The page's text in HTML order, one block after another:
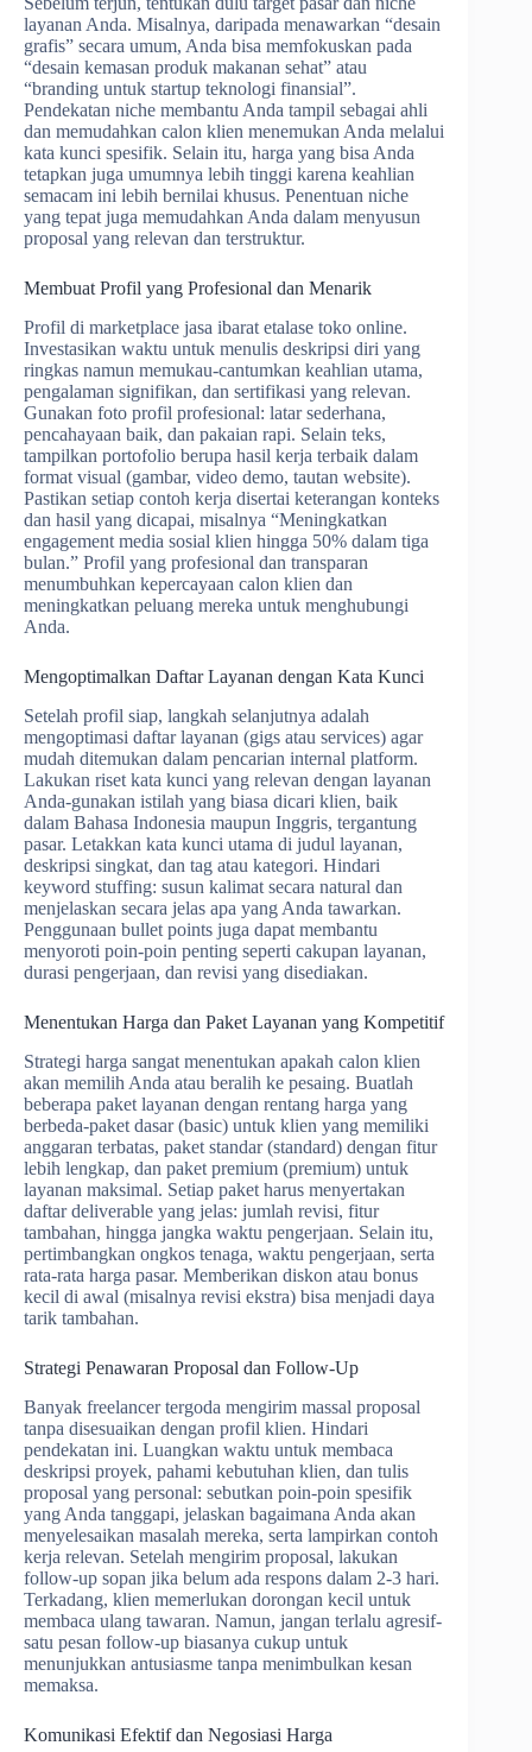
layanan Anda. Misalnya, daripada menawarkan “desain
grafis” secara umum, Anda bisa memfokuskan pada
“desain kemasan produk makanan sehat” atau
“branding untuk startup teknologi finansial”.
Pendekatan niche membantu Anda tampil sebagai ahli
dan memudahkan calon klien menemukan Anda melalui
kata kunci spesifik. Selain itu, harga yang bisa Anda
tetapkan juga umumnya lebih tinggi karena keahlian
semacam ini lebih bernilai khusus. Penentuan niche
yang tepat juga memudahkan Anda dalam menyusun
proposal yang relevan dan terstruktur.
Membuat Profil yang Profesional dan Menarik
Profil di marketplace jasa ibarat etalase toko online.
Investasikan waktu untuk menulis deskripsi diri yang
ringkas namun memukau-cantumkan keahlian utama,
pengalaman signifikan, dan sertifikasi yang relevan.
Gunakan foto profil profesional: latar sederhana,
pencahayaan baik, dan pakaian rapi. Selain teks,
tampilkan portofolio berupa hasil kerja terbaik dalam
format visual (gambar, video demo, tautan website).
Pastikan setiap contoh kerja disertai keterangan konteks
dan hasil yang dicapai, misalnya “Meningkatkan
engagement media sosial klien hingga 50% dalam tiga
bulan.” Profil yang profesional dan transparan
menumbuhkan kepercayaan calon klien dan
meningkatkan peluang mereka untuk menghubungi
Anda.
Mengoptimalkan Daftar Layanan dengan Kata Kunci
Setelah profil siap, langkah selanjutnya adalah
mengoptimasi daftar layanan (gigs atau services) agar
mudah ditemukan dalam pencarian internal platform.
Lakukan riset kata kunci yang relevan dengan layanan
Anda-gunakan istilah yang biasa dicari klien, baik
dalam Bahasa Indonesia maupun Inggris, tergantung
pasar. Letakkan kata kunci utama di judul layanan,
deskripsi singkat, dan tag atau kategori. Hindari
keyword stuffing: susun kalimat secara natural dan
menjelaskan secara jelas apa yang Anda tawarkan.
Penggunaan bullet points juga dapat membantu
menyoroti poin-poin penting seperti cakupan layanan,
durasi pengerjaan, dan revisi yang disediakan.
Menentukan Harga dan Paket Layanan yang Kompetitif
Strategi harga sangat menentukan apakah calon klien
akan memilih Anda atau beralih ke pesaing. Buatlah
beberapa paket layanan dengan rentang harga yang
berbeda-paket dasar (basic) untuk klien yang memiliki
anggaran terbatas, paket standar (standard) dengan fitur
lebih lengkap, dan paket premium (premium) untuk
layanan maksimal. Setiap paket harus menyertakan
daftar deliverable yang jelas: jumlah revisi, fitur
tambahan, hingga jangka waktu pengerjaan. Selain itu,
pertimbangkan ongkos tenaga, waktu pengerjaan, serta
rata-rata harga pasar. Memberikan diskon atau bonus
kecil di awal (misalnya revisi ekstra) bisa menjadi daya
tarik tambahan.
Strategi Penawaran Proposal dan Follow-Up
Banyak freelancer tergoda mengirim massal proposal
tanpa disesuaikan dengan profil klien. Hindari
pendekatan ini. Luangkan waktu untuk membaca
deskripsi proyek, pahami kebutuhan klien, dan tulis
proposal yang personal: sebutkan poin-poin spesifik
yang Anda tanggapi, jelaskan bagaimana Anda akan
menyelesaikan masalah mereka, serta lampirkan contoh
kerja relevan. Setelah mengirim proposal, lakukan
follow-up sopan jika belum ada respons dalam 2-3 hari.
Terkadang, klien memerlukan dorongan kecil untuk
membaca ulang tawaran. Namun, jangan terlalu agresif-
satu pesan follow-up biasanya cukup untuk
menunjukkan antusiasme tanpa menimbulkan kesan
memaksa.
Komunikasi Efektif dan Negosiasi Harga